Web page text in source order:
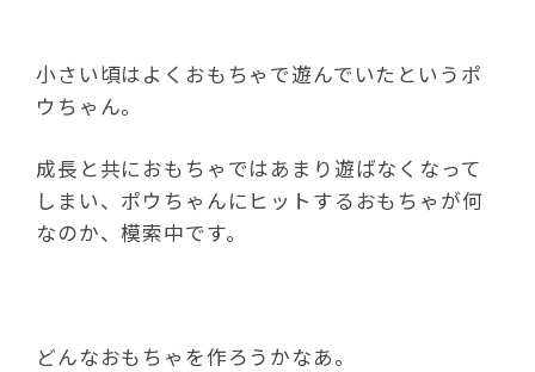
小さい頃はよくおもちゃで遊んでいたというポ
ウちゃん。
成長と共におもちゃではあまり遊ばなくなって
しまい、ポウちゃんにヒットするおもちゃが何
なのか、模索中です。
どんなおもちゃを作ろうかなあ。